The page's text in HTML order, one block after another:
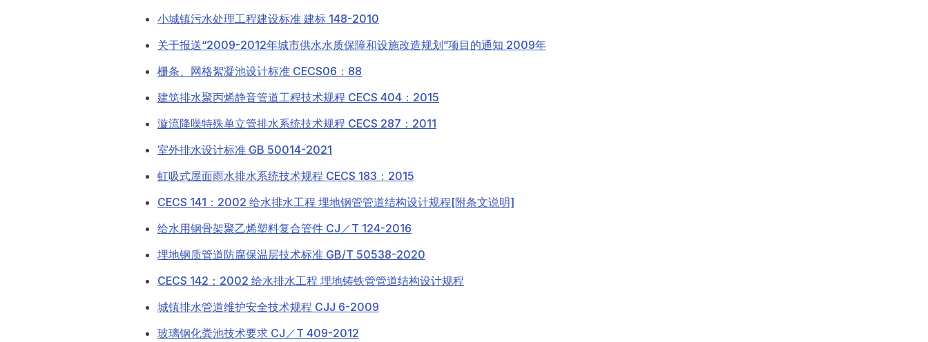
小城镇污水处理工程建设标准 建标 148-2010
关于报送“2009-2012年城市供水水质保障和设施改造规划”项目的通知 2009年
栅条、网格絮凝池设计标准 CECS06：88
建筑排水聚丙烯静音管道工程技术规程 CECS 404：2015
漩流降噪特殊单立管排水系统技术规程 CECS 287：2011
室外排水设计标准 GB 50014-2021
虹吸式屋面雨水排水系统技术规程 CECS 183：2015
CECS 141：2002 给水排水工程 埋地钢管管道结构设计规程[附条文说明]
给水用钢骨架聚乙烯塑料复合管件 CJ／T 124-2016
埋地钢质管道防腐保温层技术标准 GB/T 50538-2020
CECS 142：2002 给水排水工程 埋地铸铁管管道结构设计规程
城镇排水管道维护安全技术规程 CJJ 6-2009
玻璃钢化粪池技术要求 CJ／T 409-2012